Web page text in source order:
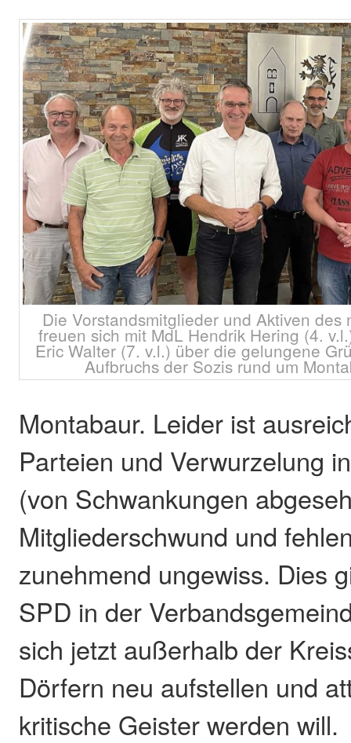
Die Vorstandsmitglieder und Aktiven des
freuen sich mit MdL Hendrik Hering (4.
Eric Walter (7. v.l.) über die gelungene
Aufbruchs der Sozis rund um
Montabaur. Leider ist
Parteien und Verwurzelung
(von Schwankungen
Mitgliederschwund und
zunehmend ungewiss. Dies
SPD in der
sich jetzt außerhalb der
Dörfern neu aufstellen und
kritische Geister werden will.